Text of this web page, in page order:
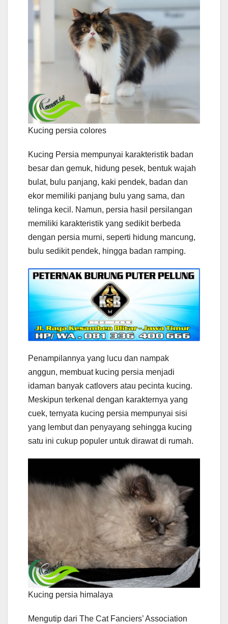
Kucing persia colores
Kucing Persia mempunyai karakteristik badan
besar dan gemuk, hidung pesek, bentuk wajah
bulat, bulu panjang, kaki pendek, badan dan
ekor memiliki panjang bulu yang sama, dan
telinga kecil. Namun, persia hasil persilangan
memiliki karakteristik yang sedikit berbeda
dengan persia murni, seperti hidung mancung,
bulu sedikit pendek, hingga badan ramping.
Penampilannya yang lucu dan nampak
anggun, membuat kucing persia menjadi
idaman banyak catlovers atau pecinta kucing.
Meskipun terkenal dengan karakternya yang
cuek, ternyata kucing persia mempunyai sisi
yang lembut dan penyayang sehingga kucing
satu ini cukup populer untuk dirawat di rumah.
Kucing persia himalaya
Mengutip dari The Cat Fanciers’ Association